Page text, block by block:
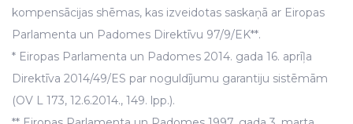
kompensācijas shēmas, kas izveidotas saskaņā ar Eiropas
Parlamenta un Padomes Direktīvu 97/9/EK**.
* Eiropas Parlamenta un Padomes 2014. gada 16. aprīļa
Direktīva 2014/49/ES par noguldījumu garantiju sistēmām
(OV L 173, 12.6.2014., 149. lpp.).